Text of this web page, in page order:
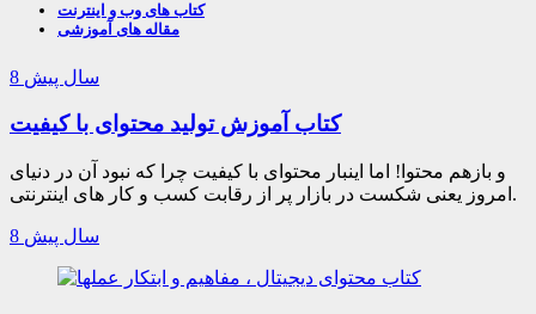
کتاب های وب و اینترنت
مقاله های آموزشی
8 سال پیش
کتاب آموزش تولید محتوای با کیفیت
و بازهم محتوا! اما اینبار محتوای با کیفیت چرا که نبود آن در دنیای
امروز یعنی شکست در بازار پر از رقابت کسب و کار های اینترنتی.
8 سال پیش